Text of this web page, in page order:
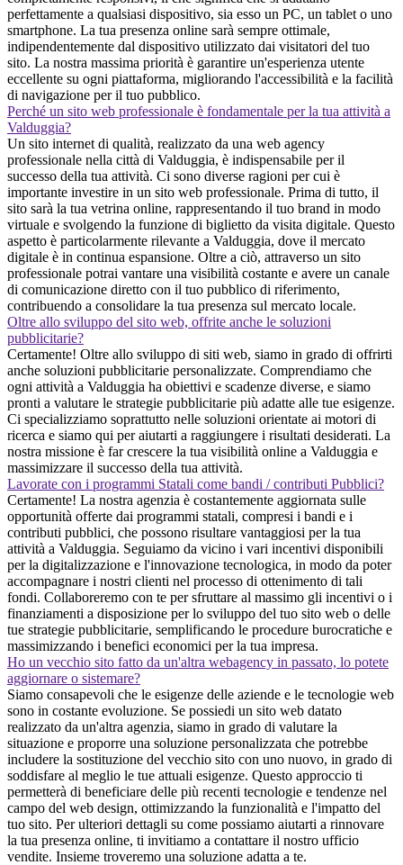
perfettamente a qualsiasi dispositivo, sia esso un PC, un tablet o uno
smartphone. La tua presenza online sarà sempre ottimale,
indipendentemente dal dispositivo utilizzato dai visitatori del tuo
sito. La nostra massima priorità è garantire un'esperienza utente
eccellente su ogni piattaforma, migliorando l'accessibilità e la facilità
di navigazione per il tuo pubblico.
Perché un sito web professionale è fondamentale per la tua attività a
Valduggia?
Un sito internet di qualità, realizzato da una web agency
professionale nella città di Valduggia, è indispensabile per il
successo della tua attività. Ci sono diverse ragioni per cui è
importante investire in un sito web professionale. Prima di tutto, il
sito sarà la tua vetrina online, rappresentando il tuo brand in modo
virtuale e svolgendo la funzione di biglietto da visita digitale. Questo
aspetto è particolarmente rilevante a Valduggia, dove il mercato
digitale è in continua espansione. Oltre a ciò, attraverso un sito
professionale potrai vantare una visibilità costante e avere un canale
di comunicazione diretto con il tuo pubblico di riferimento,
contribuendo a consolidare la tua presenza sul mercato locale.
Oltre allo sviluppo del sito web, offrite anche le soluzioni
pubblicitarie?
Certamente! Oltre allo sviluppo di siti web, siamo in grado di offrirti
anche soluzioni pubblicitarie personalizzate. Comprendiamo che
ogni attività a Valduggia ha obiettivi e scadenze diverse, e siamo
pronti a valutare le strategie pubblicitarie più adatte alle tue esigenze.
Ci specializziamo soprattutto nelle soluzioni orientate ai motori di
ricerca e siamo qui per aiutarti a raggiungere i risultati desiderati. La
nostra missione è far crescere la tua visibilità online a Valduggia e
massimizzare il successo della tua attività.
Lavorate con i programmi Statali come bandi / contributi Pubblici?
Certamente! La nostra agenzia è costantemente aggiornata sulle
opportunità offerte dai programmi statali, compresi i bandi e i
contributi pubblici, che possono risultare vantaggiosi per la tua
attività a Valduggia. Seguiamo da vicino i vari incentivi disponibili
per la digitalizzazione e l'innovazione tecnologica, in modo da poter
accompagnare i nostri clienti nel processo di ottenimento di tali
fondi. Collaboreremo con te per sfruttare al massimo gli incentivi o i
finanziamenti a disposizione per lo sviluppo del tuo sito web o delle
tue strategie pubblicitarie, semplificando le procedure burocratiche e
massimizzando i benefici economici per la tua impresa.
Ho un vecchio sito fatto da un'altra webagency in passato, lo potete
aggiornare o sistemare?
Siamo consapevoli che le esigenze delle aziende e le tecnologie web
sono in costante evoluzione. Se possiedi un sito web datato
realizzato da un'altra agenzia, siamo in grado di valutare la
situazione e proporre una soluzione personalizzata che potrebbe
includere la sostituzione del vecchio sito con uno nuovo, in grado di
soddisfare al meglio le tue attuali esigenze. Questo approccio ti
permetterà di beneficiare delle più recenti tecnologie e tendenze nel
campo del web design, ottimizzando la funzionalità e l'impatto del
tuo sito. Per ulteriori dettagli su come possiamo aiutarti a rinnovare
la tua presenza online, ti invitiamo a contattare il nostro ufficio
vendite. Insieme troveremo una soluzione adatta a te.